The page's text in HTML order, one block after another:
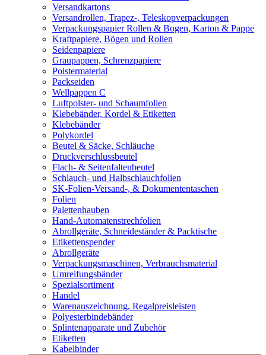
Versandkartons
Versandrollen, Trapez-, Teleskopverpackungen
Verpackungspapier Rollen & Bogen, Karton & Pappe
Kraftpapiere, Bögen und Rollen
Seidenpapiere
Graupappen, Schrenzpapiere
Polstermaterial
Packseiden
Wellpappen C
Luftpolster- und Schaumfolien
Klebebänder, Kordel & Etiketten
Klebebänder
Polykordel
Beutel & Säcke, Schläuche
Druckverschlussbeutel
Flach- & Seitenfaltenbeutel
Schlauch- und Halbschlauchfolien
SK-Folien-Versand-, & Dokumententaschen
Folien
Palettenhauben
Hand-Automatenstrechfolien
Abrollgeräte, Schneideständer & Packtische
Etikettenspender
Abrollgeräte
Verpackungsmaschinen, Verbrauchsmaterial
Umreifungsbänder
Spezialsortiment
Handel
Warenauszeichnung, Regalpreisleisten
Polyesterbindebänder
Splintenapparate und Zubehör
Etiketten
Kabelbinder